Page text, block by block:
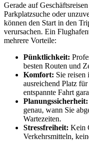
Gerade auf
Parkplatzsuche oder
können den Start in den
verursachen. Ein
mehrere Vorteile:
Pünktlichkeit:
besten Routen und
Komfort: Sie reisen
ausreichend Platz
entspannte Fahrt
Planungssicherheit:
genau, wann Sie
Wartezeiten.
Stressfreiheit: Kein
Verkehrsmitteln,